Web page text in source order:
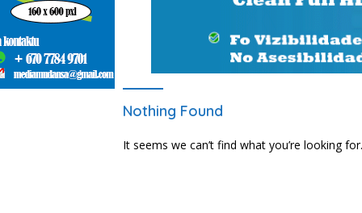
Nothing Found
It seems we can’t find what you’re looking